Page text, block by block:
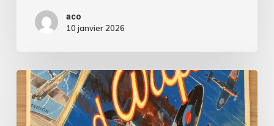
RIVIERA
RIPOLL
aco
10 janvier 2026
Vente
25/06/25